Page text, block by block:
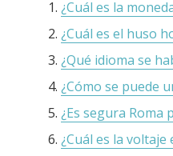
¿Cuál es la
¿Cuál es el huso
¿Qué idioma se
¿Cómo se puede
¿Es segura Roma
¿Cuál es la voltaje